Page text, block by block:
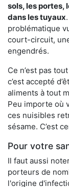
sols, les portes,
dans les tuyaux
problématique
court-circuit,
engendrés.
Ce n’est pas
c’est accepté
aliments à tout
Peu importe où
ces nuisibles
sésame. C’est
Pour votre
Il faut aussi
porteurs de
l'origine